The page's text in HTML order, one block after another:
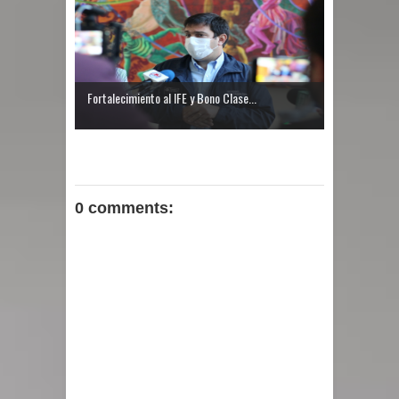
Fortalecimiento al IFE y Bono Clase...
0 comments: